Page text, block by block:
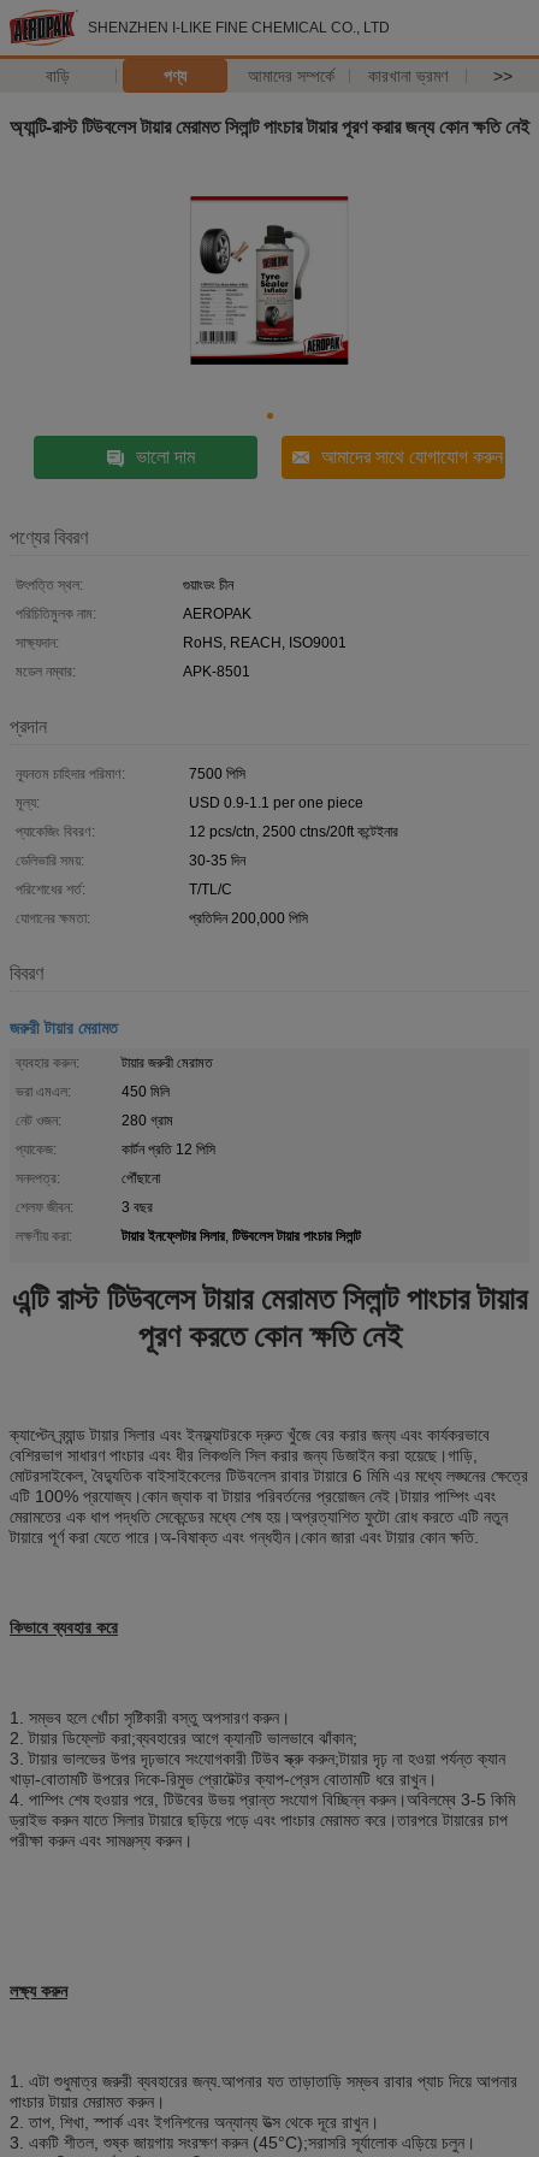
SHENZHEN I-LIKE FINE CHEMICAL CO., LTD
বাড়ি পণ্য আমাদের সম্পর্কে কারখানা ভ্রমণ >>
অ্যান্টি-রাস্ট টিউবলেস টায়ার মেরামত সিলান্ট পাংচার টায়ার পূরণ করার জন্য কোন ক্ষতি নেই
ভালো দাম আমাদের সাথে যোগাযোগ করুন
পণ্যের বিবরণ
উৎপত্তি স্থল:
গুয়াংডং চীন
পরিচিতিমুলক নাম:
AEROPAK
সাক্ষ্যদান:
RoHS, REACH, ISO9001
মডেল নম্বার:
APK-8501
প্রদান
ন্যূনতম চাহিদার পরিমাণ:
7500 পিসি
মূল্য:
USD 0.9-1.1 per one piece
প্যাকেজিং বিবরণ:
12 pcs/ctn, 2500 ctns/20ft কন্টেইনার
ডেলিভারি সময়:
30-35 দিন
পরিশোধের শর্ত:
T/TL/C
যোগানের ক্ষমতা:
প্রতিদিন 200,000 পিসি
বিবরণ
জরুরী টায়ার মেরামত
ব্যবহার করুন:
টায়ার জরুরী মেরামত
ভরা এমএল:
450 মিলি
নেট ওজন:
280 গ্রাম
প্যাকেজ:
কার্টন প্রতি 12 পিসি
সনদপত্র:
পৌঁছানো
শেলফ জীবন:
3 বছর
লক্ষণীয় করা:
টায়ার ইনফ্লেটার সিলার, টিউবলেস টায়ার পাংচার সিলান্ট
এন্টি রাস্ট টিউবলেস টায়ার মেরামত সিলান্ট পাংচার টায়ার
পূরণ করতে কোন ক্ষতি নেই
ক্যাপ্টেন ব্র্যান্ড টায়ার সিলার এবং ইনফ্ল্যাটরকে দ্রুত খুঁজে বের করার জন্য এবং কার্যকরভাবে
বেশিরভাগ সাধারণ পাংচার এবং ধীর লিকগুলি সিল করার জন্য ডিজাইন করা হয়েছে।গাড়ি,
মোটরসাইকেল, বৈদ্যুতিক বাইসাইকেলের টিউবলেস রাবার টায়ারে 6 মিমি এর মধ্যে লঙ্ঘনের ক্ষেত্রে
এটি 100% প্রযোজ্য।কোন জ্যাক বা টায়ার পরিবর্তনের প্রয়োজন নেই।টায়ার পাম্পিং এবং
মেরামতের এক ধাপ পদ্ধতি সেকেন্ডের মধ্যে শেষ হয়।অপ্রত্যাশিত ফুটো রোধ করতে এটি নতুন
টায়ারে পূর্ণ করা যেতে পারে।অ-বিষাক্ত এবং গন্ধহীন।কোন জারা এবং টায়ার কোন ক্ষতি.
কিভাবে ব্যবহার করে
1. সম্ভব হলে খোঁচা সৃষ্টিকারী বস্তু অপসারণ করুন।
2. টায়ার ডিফ্লেট করা;ব্যবহারের আগে ক্যানটি ভালভাবে ঝাঁকান;
3. টায়ার ভালভের উপর দৃঢ়ভাবে সংযোগকারী টিউব স্ক্রু করুন;টায়ার দৃঢ় না হওয়া পর্যন্ত ক্যান
খাড়া-বোতামটি উপরের দিকে-রিমুভ প্রোটেক্টর ক্যাপ-প্রেস বোতামটি ধরে রাখুন।
4. পাম্পিং শেষ হওয়ার পরে, টিউবের উভয় প্রান্ত সংযোগ বিচ্ছিন্ন করুন।অবিলম্বে 3-5 কিমি
ড্রাইভ করুন যাতে সিলার টায়ারে ছড়িয়ে পড়ে এবং পাংচার মেরামত করে।তারপরে টায়ারের চাপ
পরীক্ষা করুন এবং সামঞ্জস্য করুন।
লক্ষ্য করুন
1. এটা শুধুমাত্র জরুরী ব্যবহারের জন্য.আপনার যত তাড়াতাড়ি সম্ভব রাবার প্যাচ দিয়ে আপনার
পাংচার টায়ার মেরামত করুন।
2. তাপ, শিখা, স্পার্ক এবং ইগনিশনের অন্যান্য উত্স থেকে দূরে রাখুন।
3. একটি শীতল, শুষ্ক জায়গায় সংরক্ষণ করুন (45°C);সরাসরি সূর্যালোক এড়িয়ে চলুন।